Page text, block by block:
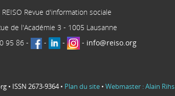
REISO Revue d'information sociale
de l'Académie 3 - 1005 Lausanne
95 86 - - - - info@reiso.org
• ISSN 2673-9364 • Plan du site • Webmaster : Alain Rihs